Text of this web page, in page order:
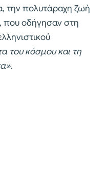
την πολυτάραχη ζωή
που οδήγησαν στη
του κόσμου και τη